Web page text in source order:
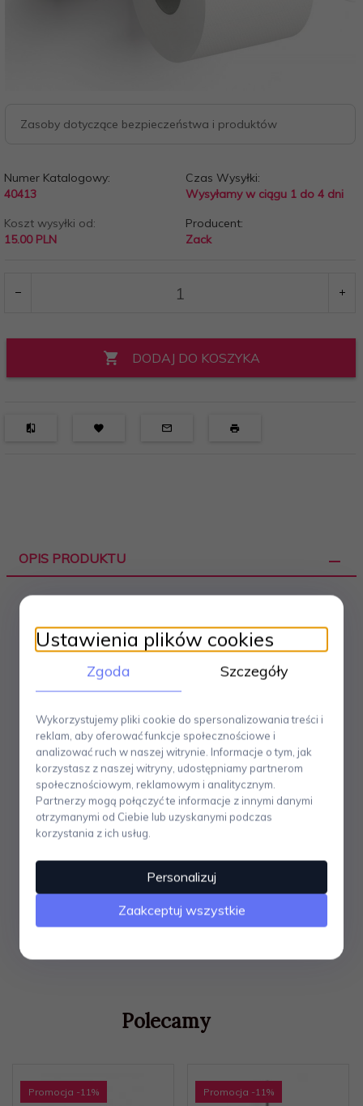
Zasoby dotyczące bezpieczeństwa i produktów
Numer Katalogowy:
40413
Czas Wysyłki:
Wysyłamy w ciągu 1 do 4 dni
Koszt wysyłki od:
15.00 PLN
Producent:
Zack
DODAJ DO KOSZYKA
OPIS PRODUKTU
Kolekcja Zack ATORE to prosta, geometryczna forma
idealna do ascetycznych wnętrz.Nowoczesny design
idealnie komponował się we współczesnych łazienkach.
Elementy serii można montować do ściany z apomocą
ZackMountSystem z użyciem kleju montazowego Zack.
Wieszak na papier toaletowy,wymiary: długość 17.2
cm, głębokość 7.9 cm.
Marka ZACK powstała w 1985 roku w Niemczech
dziś jednym ze światowych liderów dystrybucji
produktów wyposażenia wnętrz ze stali nierdzewnej. W
filozofii firmy funkcjonuje indywidualne podejście do
ilość form i materiałów, pozwala na zachowanie wysokiej
jakości, a co za tym idzie powstanie zjawiska stylu
ekskluzywnego. Produkty ZACK to prosta, czasami
minimalistyczna forma, która doskonale wpisuje się w
Polecamy
Promocja -11% Promocja -11%
Ustawienia plików cookies
Zgoda Szczegóły
Wykorzystujemy pliki cookie do spersonalizowania treści i
reklam, aby oferować funkcje społecznościowe i
analizować ruch w naszej witrynie. Informacje o tym, jak
korzystasz z naszej witryny, udostępniamy partnerom
społecznościowym, reklamowym i analitycznym.
Partnerzy mogą połączyć te informacje z innymi danymi
otrzymanymi od Ciebie lub uzyskanymi podczas
korzystania z ich usług.
Personalizuj
Zaakceptuj wszystkie